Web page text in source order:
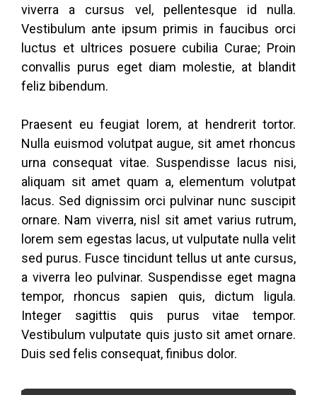
viverra a cursus vel, pellentesque id nulla.
Vestibulum ante ipsum primis in faucibus orci
luctus et ultrices posuere cubilia Curae; Proin
convallis purus eget diam molestie, at blandit
feliz bibendum.
Praesent eu feugiat lorem, at hendrerit tortor.
Nulla euismod volutpat augue, sit amet rhoncus
urna consequat vitae. Suspendisse lacus nisi,
aliquam sit amet quam a, elementum volutpat
lacus. Sed dignissim orci pulvinar nunc suscipit
ornare. Nam viverra, nisl sit amet varius rutrum,
lorem sem egestas lacus, ut vulputate nulla velit
sed purus. Fusce tincidunt tellus ut ante cursus,
a viverra leo pulvinar. Suspendisse eget magna
tempor, rhoncus sapien quis, dictum ligula.
Integer sagittis quis purus vitae tempor.
Vestibulum vulputate quis justo sit amet ornare.
Duis sed felis consequat, finibus dolor.